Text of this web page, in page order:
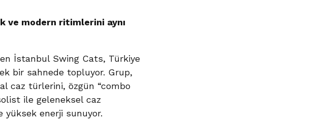
ve modern ritimlerini aynı
İstanbul Swing Cats, Türkiye
bir sahnede topluyor. Grup,
caz türlerini, özgün “combo
ile geleneksel caz
enerji sunuyor.